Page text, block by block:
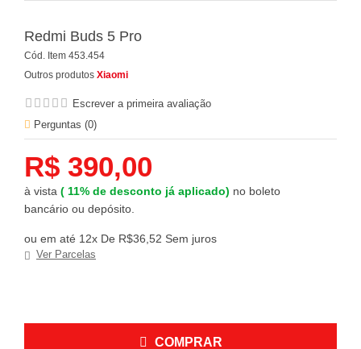
Redmi Buds 5 Pro
Cód. Item 453.454
Outros produtos Xiaomi
Escrever a primeira avaliação
Perguntas (0)
R$ 390,00
à vista ( 11% de desconto já aplicado) no boleto
bancário ou depósito.
ou em até 12x De R$36,52 Sem juros
Ver Parcelas
COMPRAR